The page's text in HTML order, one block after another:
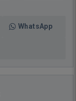
WhatsApp